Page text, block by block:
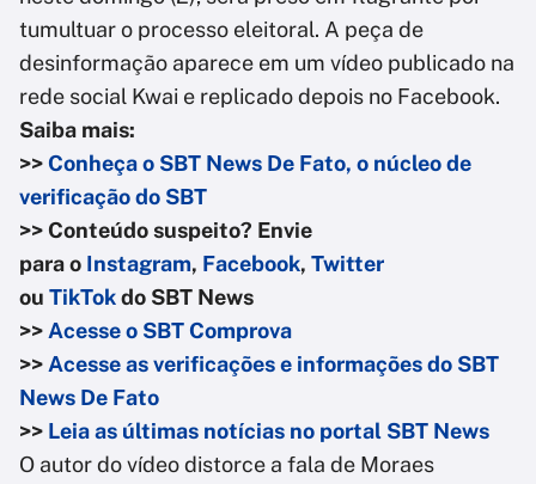
tumultuar o processo eleitoral. A peça de
desinformação aparece em um vídeo publicado na
rede social Kwai e replicado depois no Facebook.
Saiba mais:
>>Conheça o SBT News De Fato, o núcleo de
verificação do SBT
>> Conteúdo suspeito? Envie
para o Instagram, Facebook, Twitter
ou TikTokdo SBT News
>>Acesse o SBT Comprova
>>Acesse as verificações e informações do SBT
News De Fato
>> Leia as últimas notícias no portal SBT News
O autor do vídeo distorce a fala de Moraes